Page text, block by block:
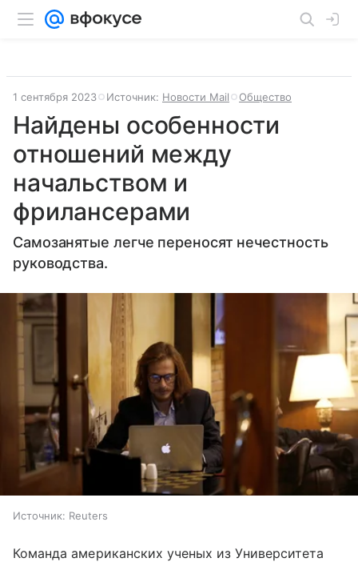
1 сентября 2023 Источник: Новости Mail Общество
Найдены особенности
отношений между
начальством и
фрилансерами
Самозанятые легче переносят нечестность
руководства.
Источник: Reuters
Команда американских ученых из Университета